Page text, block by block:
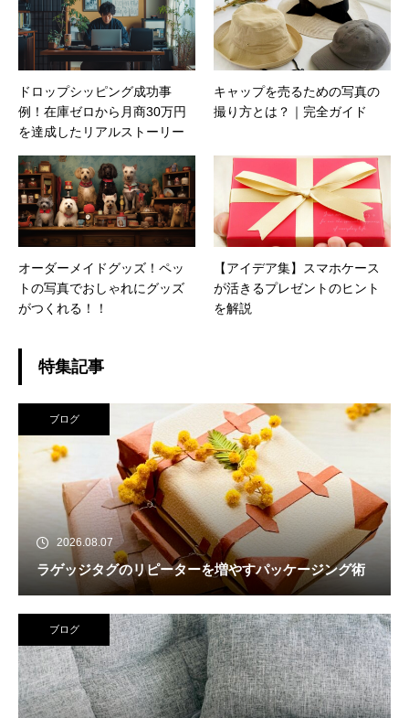
ドロップシッピング成功事
例！在庫ゼロから月商30万円
を達成したリアルストーリー
キャップを売るための写真の
撮り方とは？｜完全ガイド
オーダーメイドグッズ！ペッ
トの写真でおしゃれにグッズ
がつくれる！！
【アイデア集】スマホケース
が活きるプレゼントのヒント
を解説
特集記事
ブログ
2026.08.07
ラゲッジタグのリピーターを増やすパッケージング術
ブログ